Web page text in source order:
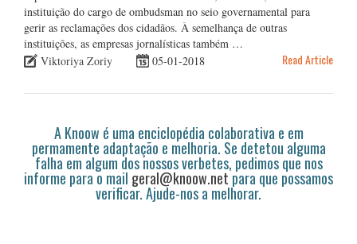
instituição do cargo de ombudsman no seio governamental para
gerir as reclamações dos cidadãos. À semelhança de outras
instituições, as empresas jornalísticas também …
Viktoriya Zoriy
05-01-2018 Read Article
A Knoow é uma enciclopédia colaborativa e em
permamente adaptação e melhoria. Se detetou alguma
falha em algum dos nossos verbetes, pedimos que nos
informe para o mail geral@knoow.netpara que possamos
verificar. Ajude-nos a melhorar.